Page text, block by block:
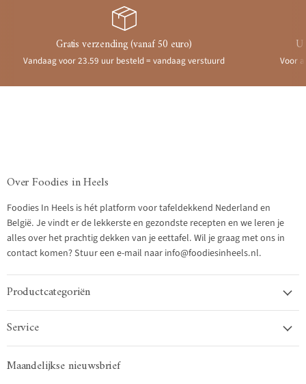
Gratis verzending (vanaf 50 euro)
Vandaag voor 23.59 uur besteld = vandaag verstuurd Voor
Over Foodies in Heels
Foodies In Heels is hét platform voor tafeldekkend Nederland en
België. Je vindt er de lekkerste en gezondste recepten en we leren je
alles over het prachtig dekken van je eettafel. Wil je graag met ons in
contact komen? Stuur een e-mail naar info@foodiesinheels.nl.
Productcategoriën
Service
Maandelijkse nieuwsbrief